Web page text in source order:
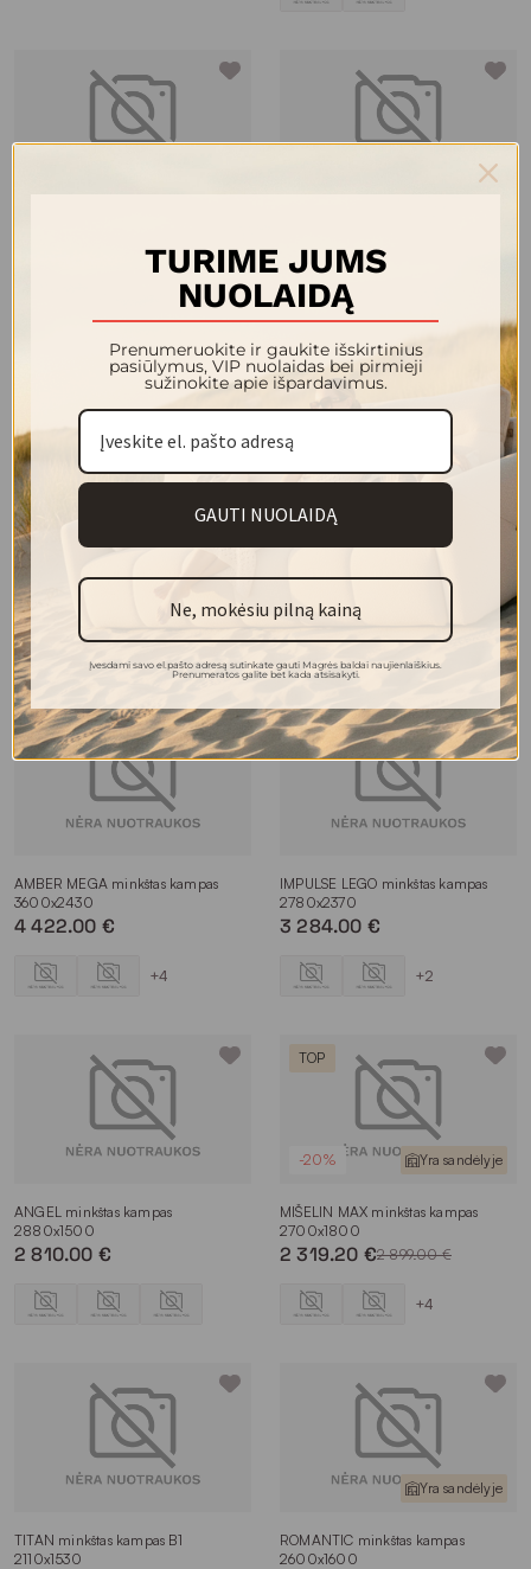
+8
2 361.00 €
MIŠELIN LONG minkštas kampas
2240x1600
2 354.00 €
+4
2480x1620
2 464.00 €
+8
AMBER MEGA minkštas kampas
3600x2430
4 422.00 €
+4
IMPULSE LEGO minkštas kampas
2780x2370
3 284.00 €
+2
ANGEL minkštas kampas
2880x1500
2 810.00 €
TOP
-20% Yra sandėlyje
MIŠELIN MAX minkštas kampas
2700x1800
2 319.20 €2 899.00 €
+4
TITAN minkštas kampas B1
2110x1530
Yra sandėlyje
ROMANTIC minkštas kampas
2600x1600
TURIME JUMS
NUOLAIDĄ
Prenumeruokite ir gaukite išskirtinius
pasiūlymus, VIP nuolaidas bei pirmieji
sužinokite apie išpardavimus.
GAUTI NUOLAIDĄ
Ne, mokėsiu pilną kainą
Įvesdami savo el.pašto adresą sutinkate gauti Magrės baldai naujienlaiškius.
Prenumeratos galite bet kada atsisakyti.